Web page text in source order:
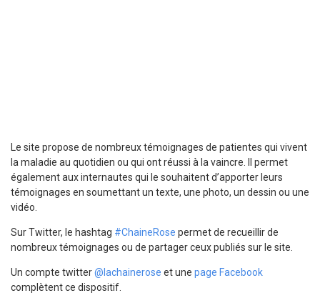
Le site propose de nombreux témoignages de patientes qui vivent
la maladie au quotidien ou qui ont réussi à la vaincre. Il permet
également aux internautes qui le souhaitent d’apporter leurs
témoignages en soumettant un texte, une photo, un dessin ou une
vidéo.
Sur Twitter, le hashtag #ChaineRose permet de recueillir de
nombreux témoignages ou de partager ceux publiés sur le site.
Un compte twitter@lachainerose et une page Facebook
complètent ce dispositif.